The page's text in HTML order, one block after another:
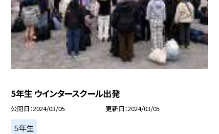
5年生 ウインタースクール出発
公開日 2024/03/05 更新日 2024/03/05
５年生